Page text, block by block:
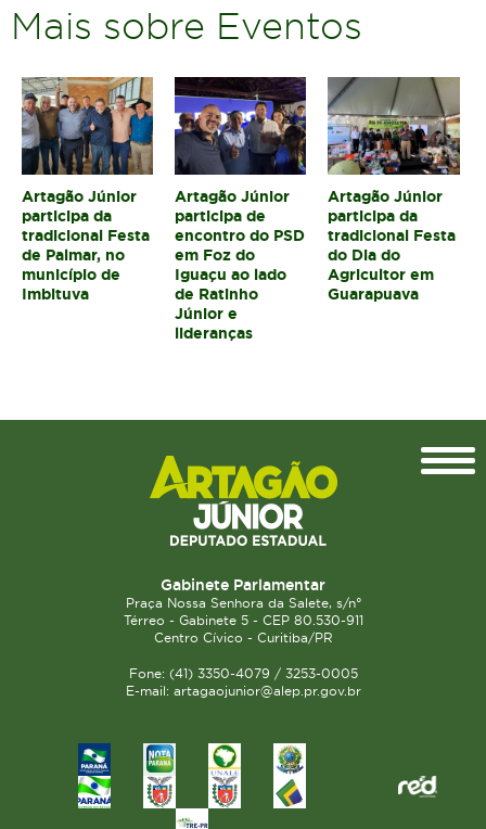
Mais sobre Eventos
Artagão Júnior
participa da
tradicional Festa
de Palmar, no
município de
Imbituva
Artagão Júnior
participa de
encontro do PSD
em Foz do
Iguaçu ao lado
de Ratinho
Júnior e
lideranças
Artagão Júnior
participa da
tradicional Festa
do Dia do
Agricultor em
Guarapuava
Gabinete Parlamentar
Praça Nossa Senhora da Salete, s/n°
Térreo - Gabinete 5 - CEP 80.530-911
Centro Cívico - Curitiba/PR
Fone: (41) 3350-4079 / 3253-0005
E-mail: artagaojunior@alep.pr.gov.br